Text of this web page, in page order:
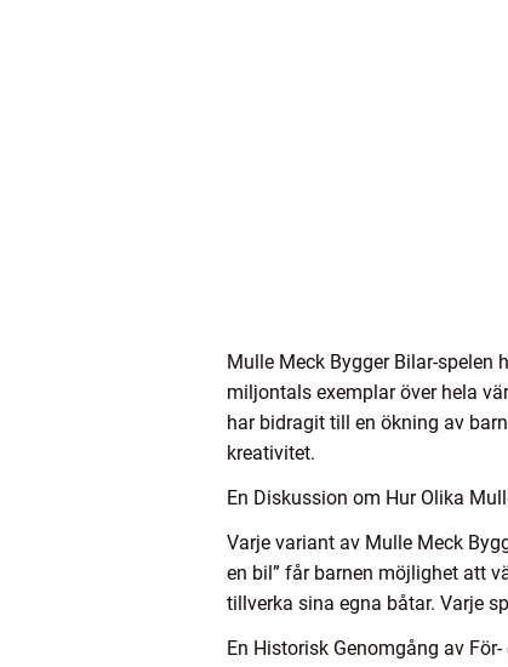
Mulle Meck Bygger Bilar-spelen
miljontals exemplar över hela
har bidragit till en ökning av
kreativitet.
En Diskussion om Hur Olika
Varje variant av Mulle Meck
en bil” får barnen möjlighet att
tillverka sina egna båtar. Varje
En Historisk Genomgång av